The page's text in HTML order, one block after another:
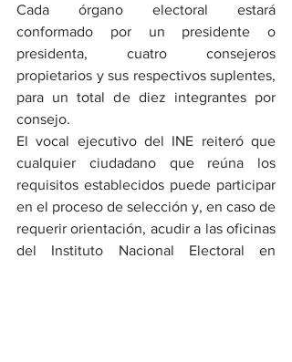
Cada órgano electoral estará
conformado por un presidente o
presidenta, cuatro consejeros
propietarios y sus respectivos suplentes,
para un total de diez integrantes por
consejo.
El vocal ejecutivo del INE reiteró que
cualquier ciudadano que reúna los
requisitos establecidos puede participar
en el proceso de selección y, en caso de
requerir orientación, acudir a las oficinas
del Instituto Nacional Electoral en